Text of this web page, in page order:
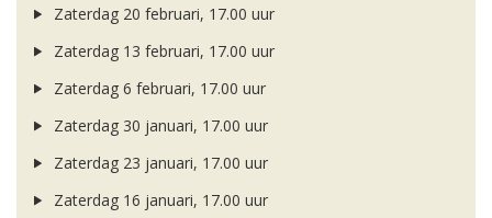
Zaterdag 20 februari, 17.00 uur
Zaterdag 13 februari, 17.00 uur
Zaterdag 6 februari, 17.00 uur
Zaterdag 30 januari, 17.00 uur
Zaterdag 23 januari, 17.00 uur
Zaterdag 16 januari, 17.00 uur